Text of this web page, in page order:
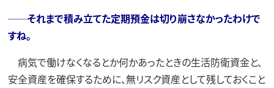
──それまで積み立てた定期預金は切り崩さなかったわけで
すね。
病気で働けなくなるとか何かあったときの生活防衛資金と、
安全資産を確保するために、無リスク資産として残しておくこと